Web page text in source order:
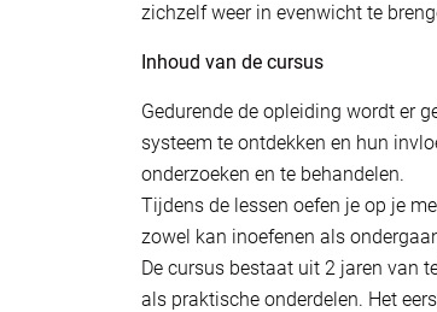
zichzelf weer in evenwicht te
Inhoud van de cursus
Gedurende de opleiding wordt er
systeem te ontdekken en hun
onderzoeken en te behandelen.
Tijdens de lessen oefen je op je
zowel kan inoefenen als
De cursus bestaat uit 2 jaren van
als praktische onderdelen. Het